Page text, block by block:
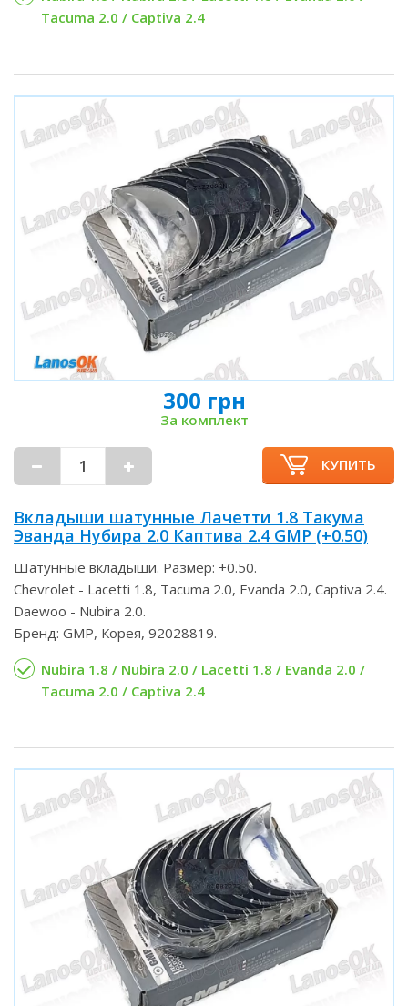
Tacuma 2.0 / Captiva 2.4
300 грн
За комплект
КУПИТЬ
Вкладыши шатунные Лачетти 1.8 Такума
Эванда Нубира 2.0 Каптива 2.4 GMP (+0.50)
Шатунные вкладыши. Размер: +0.50.
Chevrolet - Lacetti 1.8, Tacuma 2.0, Evanda 2.0, Captiva 2.4.
Daewoo - Nubira 2.0.
Бренд: GMP, Корея, 92028819.
Nubira 1.8 / Nubira 2.0 / Lacetti 1.8 / Evanda 2.0 /
Tacuma 2.0 / Captiva 2.4